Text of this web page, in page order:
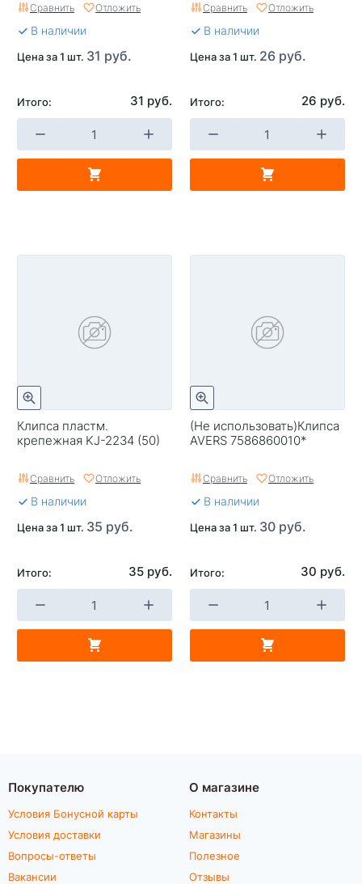
Сравнить Отложить
В наличии
Цена за 1 шт. 31 руб.
Итого: 31 руб.
Сравнить Отложить
В наличии
Цена за 1 шт. 26 руб.
Итого: 26 руб.
Клипса пластм.
крепежная KJ-2234 (50)
Сравнить Отложить
В наличии
Цена за 1 шт. 35 руб.
Итого: 35 руб.
(Не использовать)Клипса
AVERS 7586860010*
Сравнить Отложить
В наличии
Цена за 1 шт. 30 руб.
Итого: 30 руб.
Покупателю
Условия Бонусной карты
Условия доставки
Вопросы-ответы
Вакансии
О магазине
Контакты
Магазины
Полезное
Отзывы